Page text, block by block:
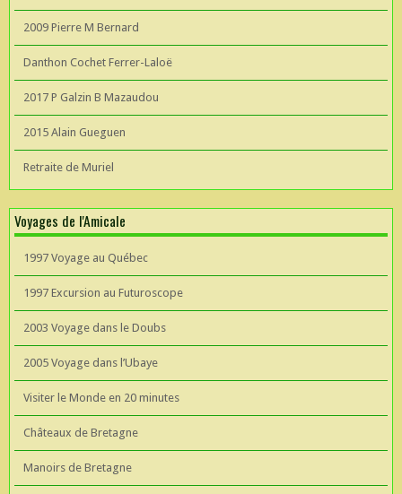
2009 Pierre M Bernard
Danthon Cochet Ferrer-Laloë
2017 P Galzin B Mazaudou
2015 Alain Gueguen
Retraite de Muriel
Voyages de l'Amicale
1997 Voyage au Québec
1997 Excursion au Futuroscope
2003 Voyage dans le Doubs
2005 Voyage dans l’Ubaye
Visiter le Monde en 20 minutes
Châteaux de Bretagne
Manoirs de Bretagne